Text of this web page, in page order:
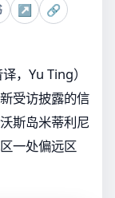
↗ 🔗
，Yu Ting）
受访披露的信
斯岛米蒂利尼
一处偏远区